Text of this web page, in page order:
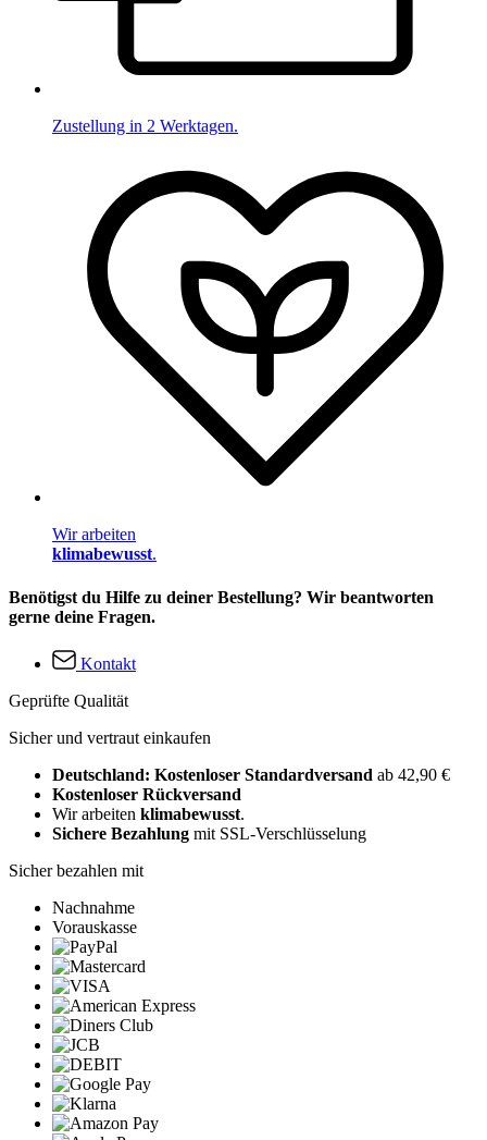
Zustellung in 2 Werktagen.
Wir arbeiten
klimabewusst.
Benötigst du Hilfe zu deiner Bestellung? Wir beantworten
gerne deine Fragen.
Kontakt
Geprüfte Qualität
Sicher und vertraut einkaufen
Deutschland: Kostenloser Standardversand ab 42,90 €
Kostenloser Rückversand
Wir arbeiten klimabewusst.
Sichere Bezahlung mit SSL-Verschlüsselung
Sicher bezahlen mit
Nachnahme
Vorauskasse